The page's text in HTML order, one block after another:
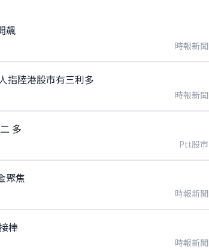
飆
時報新聞
指陸港股市有三利多
時報新聞
多
Ptt股市
聚焦
時報新聞
棒
時報新聞